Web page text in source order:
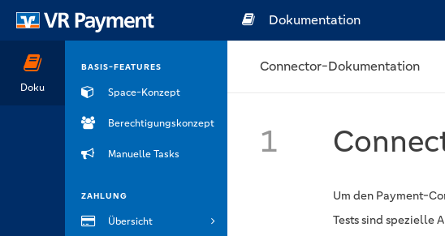
Doku
BASIS-FEATURES
Space-Konzept
Berechtigungskonzept
Manuelle Tasks
ZAHLUNG
Übersicht
Dokumentation
Connector-Dokumentation
1
Um den Payment-
Tests sind spezielle